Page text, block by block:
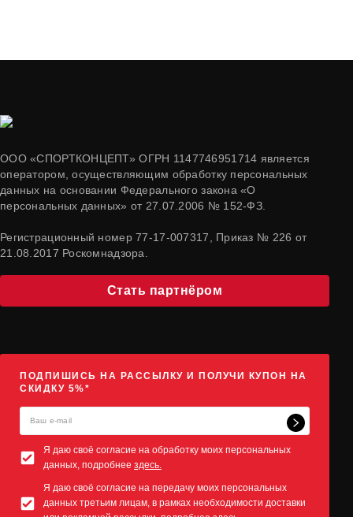
ООО «СПОРТКОНЦЕПТ» ОГРН 1147746951714 является
оператором, осуществляющим обработку персональных
данных на основании Федерального закона «О
персональных данных» от 27.07.2006 № 152-ФЗ.
Регистрационный номер 77-17-007317, Приказ № 226 от
21.08.2017 Роскомнадзора.
Стать партнёром
ПОДПИШИСЬ НА РАССЫЛКУ И ПОЛУЧИ КУПОН НА
СКИДКУ 5%*
Я даю своё согласие на обработку моих персональных
данных, подробнее здесь.
Я даю своё согласие на передачу моих персональных
данных третьим лицам, в рамках необходимости доставки